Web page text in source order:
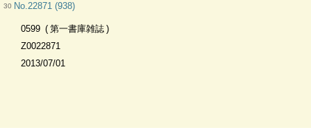
30 No.22871 (938)
0599
第一書庫雑誌
Z0022871
2013/07/01